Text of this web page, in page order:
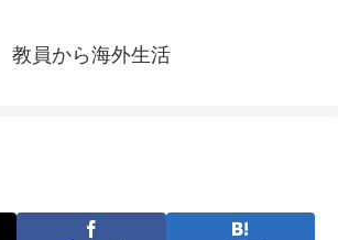
教員から海外生活